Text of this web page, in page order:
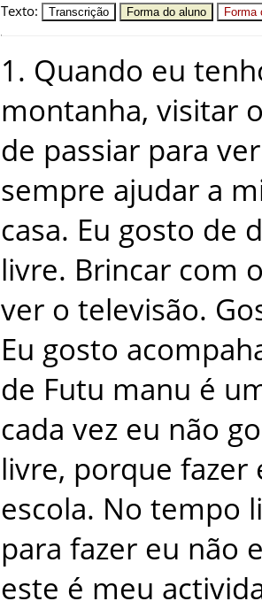
Texto: Transcrição Forma do aluno Forma
1 . Quando eu
montanha, visitar
de passiar para ver
sempre ajudar a
casa. Eu gosto de
livre. Brincar com
ver o televisão.
Eu gosto
de Futu manu é
cada vez eu não
livre, porque fazer
escola. No tempo
para fazer eu não
este é meu